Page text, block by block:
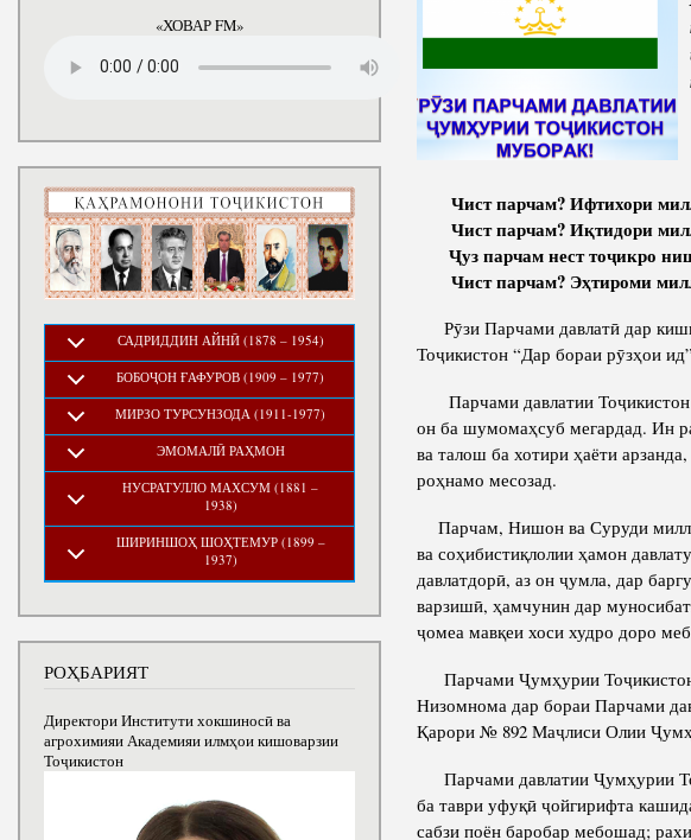
Чист парчам? Ифтихори
Чист парчам? Иқтидори
Ҷузпарчамнесттоҷикро
Чист парчам? Эҳтироми
Рӯзи Парчами давлатӣ дар
Тоҷикистон “Дар бораи рӯзҳои
Парчами давлатии Тоҷикистон
он ба шумомаҳсуб мегардад. Ин
ва талош ба хотири ҳаёти
роҳнамо месозад.
Парчам, Нишон ва Суруди миллӣ
ва соҳибистиқлолии ҳамон
давлатдорӣ, аз он ҷумла, дар
варзишӣ, ҳамчунин дар
ҷомеа мавқеи хоси худро доро
Парчами Ҷумҳурии Тоҷикистон
Низомнома дар бораи Парчами
Қарори № 892 Маҷлиси Олии
Парчами давлатии Ҷумҳурии
ба таври уфуқӣ ҷойгирифта
сабзи поён баробар мебошад;
«ХОВАР FM»
САДРИДДИН АЙНӢ (1878 – 1954)
БОБОҶОН ҒАФУРОВ (1909 – 1977)
МИРЗО ТУРСУНЗОДА (1911-1977)
ЭМОМАЛӢ РАҲМОН
НУСРАТУЛЛО МАХСУМ (1881 –
1938)
ШИРИНШОҲ ШОҲТЕМУР (1899 –
1937)
РОҲБАРИЯТ
Директори Институти хокшиносӣ ва
агрохимияи Академияи илмҳои кишоварзии
Тоҷикистон